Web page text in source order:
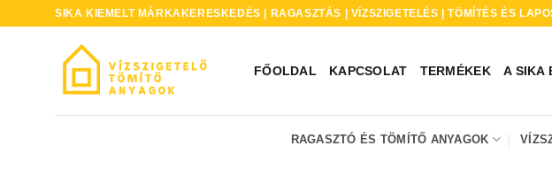
SIKA KIEMELT MÁRKAKERESKEDÉS | RAGASZTÁS | VÍZSZIGETELÉS | TÖMÍTÉS ÉS
FŐOLDAL KAPCSOLAT TERMÉKEK A SIKA
RAGASZTÓ ÉS TÖMÍTŐ ANYAGOK